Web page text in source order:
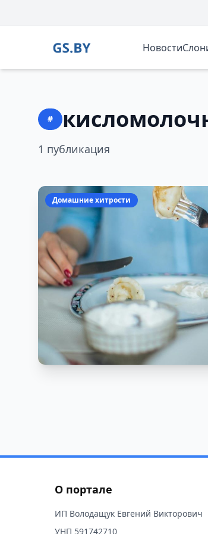
Новости
#
1 публикация
Домашние хитрости
О портале
ИП Володащук Евгений Викторович
УНП 591742710